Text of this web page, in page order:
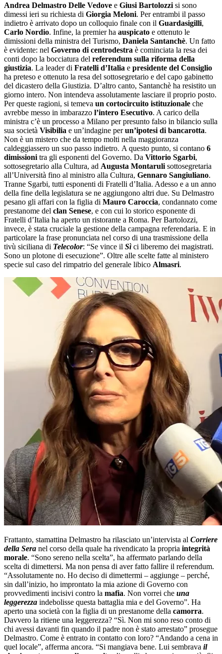
Andrea Delmastro Delle Vedove e Giusi Bartolozzi si sono
dimessi ieri su richiesta di Giorgia Meloni. Per entrambi il passo
indietro è arrivato dopo un colloquio finale con il Guardasigilli,
Carlo Nordio. Infine, la premier ha auspicato e ottenuto le
dimissioni della ministra del Turismo, Daniela Santanchè. Un fatto
è evidente: nel Governo di centrodestra è cominciata la resa dei
conti dopo la bocciatura del referendum sulla riforma della
giustizia. La leader di Fratelli d’Italia e presidente del Consiglio
ha preteso e ottenuto la resa del sottosegretario e del capo gabinetto
del dicastero della Giustizia. D’altro canto, Santanchè ha resistito un
giorno intero. Non intendeva assolutamente lasciare il proprio posto.
Per queste ragioni, si temeva un cortocircuito istituzionale che
avrebbe messo in imbarazzo l’intero Esecutivo. A carico della
ministra c’è un processo a Milano per presunto falso in bilancio sulla
sua società Visibilia e un’indagine perun’ipotesi di bancarotta.
Non è un mistero che da tempo molti nella maggioranza
caldeggiassero un suo passo indietro. A questo punto, si contano 6
dimissioni tra gli esponenti del Governo. Da Vittorio Sgarbi,
sottosegretario alla Cultura, ad Augusta Montaruli sottosegretaria
all’Università fino al ministro alla Cultura, Gennaro Sangiuliano.
Tranne Sgarbi, tutti esponenti di Fratelli d’Italia. Adesso e a un anno
della fine della legislatura se ne aggiungono altri due. Su Delmastro
pesano gli affari con la figlia di Mauro Caroccia, condannato come
prestanome del clan Senese, e con cui lo storico esponente di
Fratelli d’Italia ha aperto un ristorante a Roma. Per Bartolozzi,
invece, è stata cruciale la gestione della campagna referendaria. E in
particolare la frase pronunciata nel corso di una trasmissione della
tivù siciliana di Telecolor: “Se vince il Sì ci liberemo dei magistrati.
Sono un plotone di esecuzione”. Oltre alle scelte fatte al ministero
specie sul caso del rimpatrio del generale libico Almasri.
Frattanto, stamattina Delmastro ha rilasciato un’intervista al Corriere
della Sera nel corso della quale ha rivendicato la propria integrità
morale. “Sono sereno nella scelta”, ha affermato parlando della
scelta di dimettersi. Ma non pensa di aver fatto fallire il referendum.
“Assolutamente no. Ho deciso di dimettermi – aggiunge – perché,
sin dall’inizio, ho improntato la mia azione di Governo con
provvedimenti incisivi contro la mafia. Non vorrei che una
leggerezza indebolisse questa battaglia mia e del Governo”. Ha
aperto una società con la figlia di un prestanome della camorra.
Davvero la ritiene una leggerezza? “Sì. Non mi sono reso conto di
chi avessi davanti fin quando il padre non è stato arrestato” prosegue
Delmastro. Come è entrato in contatto con loro? “Andando a cena in
quel locale”, afferma ancora. “Si mangiava bene. Lui sembrava il